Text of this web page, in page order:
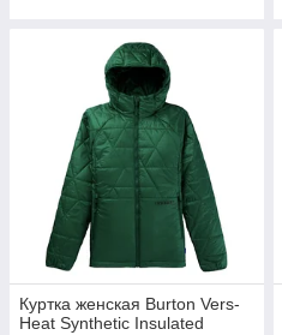
Куртка женская Burton Vers-
Heat Synthetic Insulated